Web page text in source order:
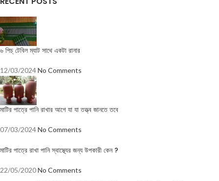
৬ পিচ্ টেবিল ম্যাট সাথে একটা রানার
12/03/2024No Comments
মাটির পাত্রে পানি রাখার আগে যা যা তত্ত্ব জানতে তবে
07/03/2024No Comments
মাটির পাত্রে রাখা পানি স্বাস্থ্যের জন্য উপকারী কেন ?
22/05/2020No Comments